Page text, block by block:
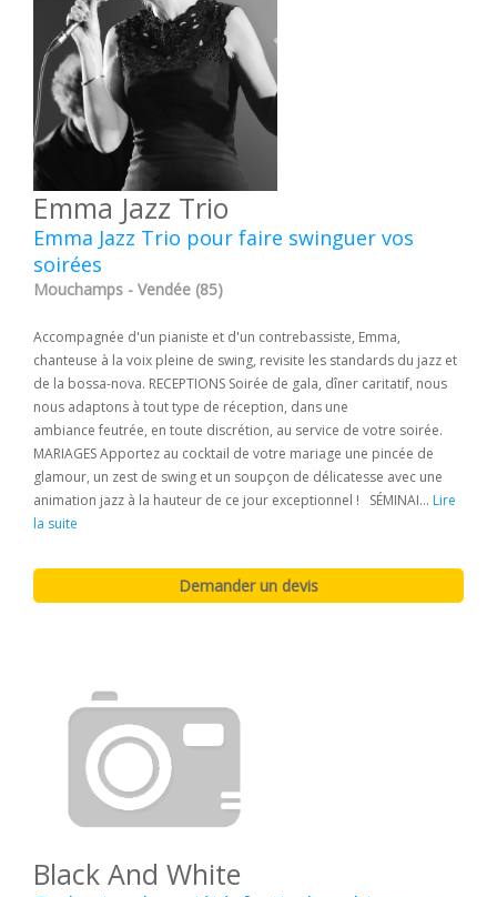
Emma Jazz Trio
Emma Jazz Trio pour faire swinguer vos
soirées
Mouchamps - Vendée (85)
Accompagnée d'un pianiste et d'un contrebassiste, Emma,
chanteuse à la voix pleine de swing, revisite les standards du jazz et
de la bossa-nova. RECEPTIONS Soirée de gala, dîner caritatif, nous
nous adaptons à tout type de réception, dans une
ambiance feutrée, en toute discrétion, au service de votre soirée.
MARIAGES Apportez au cocktail de votre mariage une pincée de
glamour, un zest de swing et un soupçon de délicatesse avec une
animation jazz à la hauteur de ce jour exceptionnel ! SÉMINAI... Lire
la suite
Black And White